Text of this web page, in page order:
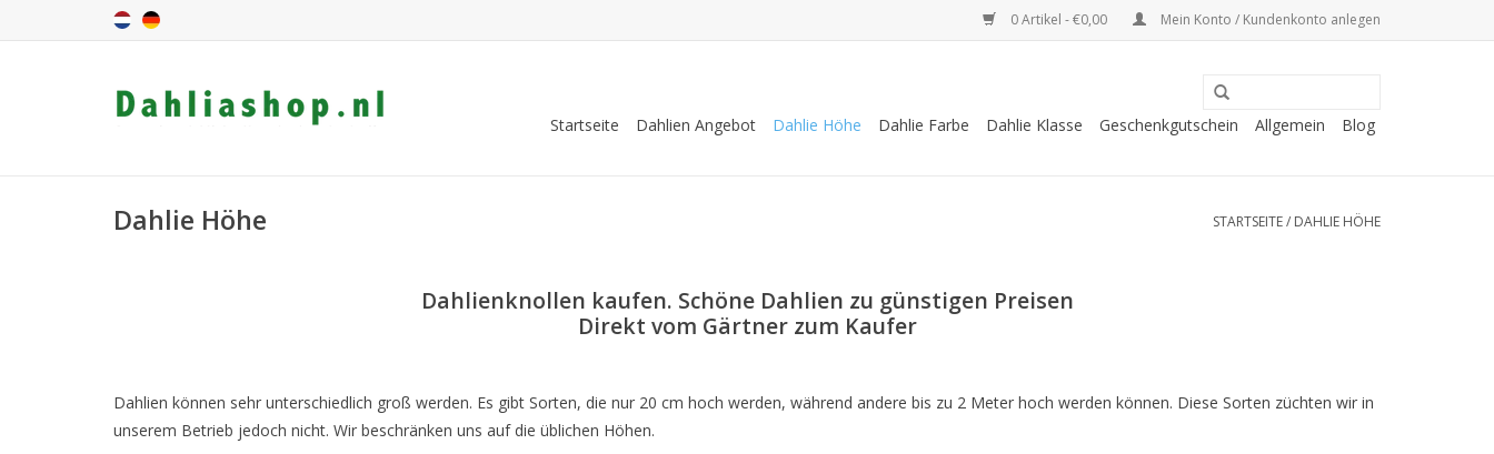
0 Artikel - €0,00 Mein Konto / Kundenkonto anlegen
Startseite Dahlien Angebot Dahlie Höhe Dahlie Farbe Dahlie Klasse Geschenkgutschein Allgemein Blog
Dahlie Höhe STARTSEITE/ DAHLIE HÖHE
Dahlienknollen kaufen. Schöne Dahlien zu günstigen Preisen
Direkt vom Gärtner zum Kaufer
Dahlien können sehr unterschiedlich groß werden. Es gibt Sorten, die nur 20 cm hoch werden, während andere bis zu 2 Meter hoch werden können. Diese Sorten züchten wir in
unserem Betrieb jedoch nicht. Wir beschränken uns auf die üblichen Höhen.